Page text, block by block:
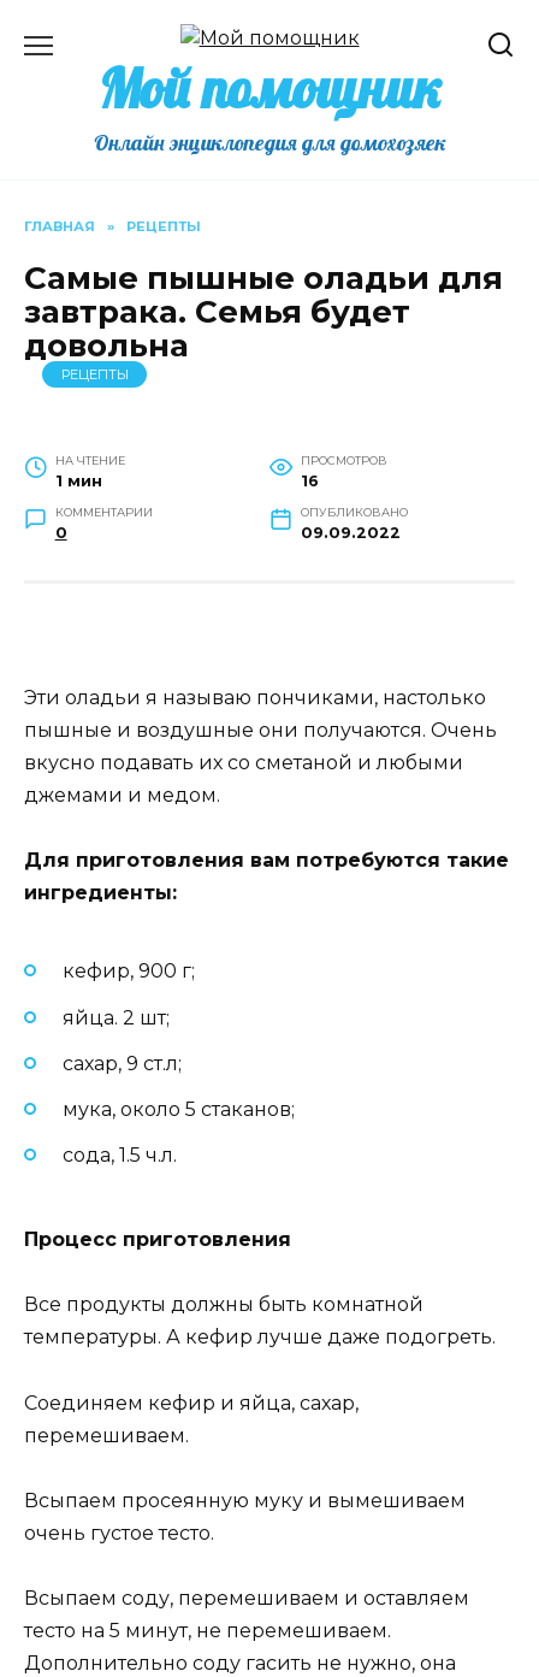
содержаниюМой помощник
Онлайн энциклопедия для домохозяек
ГЛАВНАЯ » РЕЦЕПТЫ
Самые пышные оладьи для
завтрака. Семья будет
довольна
РЕЦЕПТЫ
НА ЧТЕНИЕ
1 мин
ПРОСМОТРОВ
16
КОММЕНТАРИИ
0
ОПУБЛИКОВАНО
09.09.2022
Эти оладьи я называю пончиками, настолько
пышные и воздушные они получаются. Очень
вкусно подавать их со сметаной и любыми
джемами и медом.
Для приготовления вам потребуются такие
ингредиенты:
кефир, 900 г;
яйца. 2 шт;
сахар, 9 ст.л;
мука, около 5 стаканов;
сода, 1.5 ч.л.
Процесс приготовления
Все продукты должны быть комнатной
температуры. А кефир лучше даже подогреть.
Соединяем кефир и яйца, сахар,
перемешиваем.
Всыпаем просеянную муку и вымешиваем
очень густое тесто.
Всыпаем соду, перемешиваем и оставляем
тесто на 5 минут, не перемешиваем.
Дополнительно соду гасить не нужно, она